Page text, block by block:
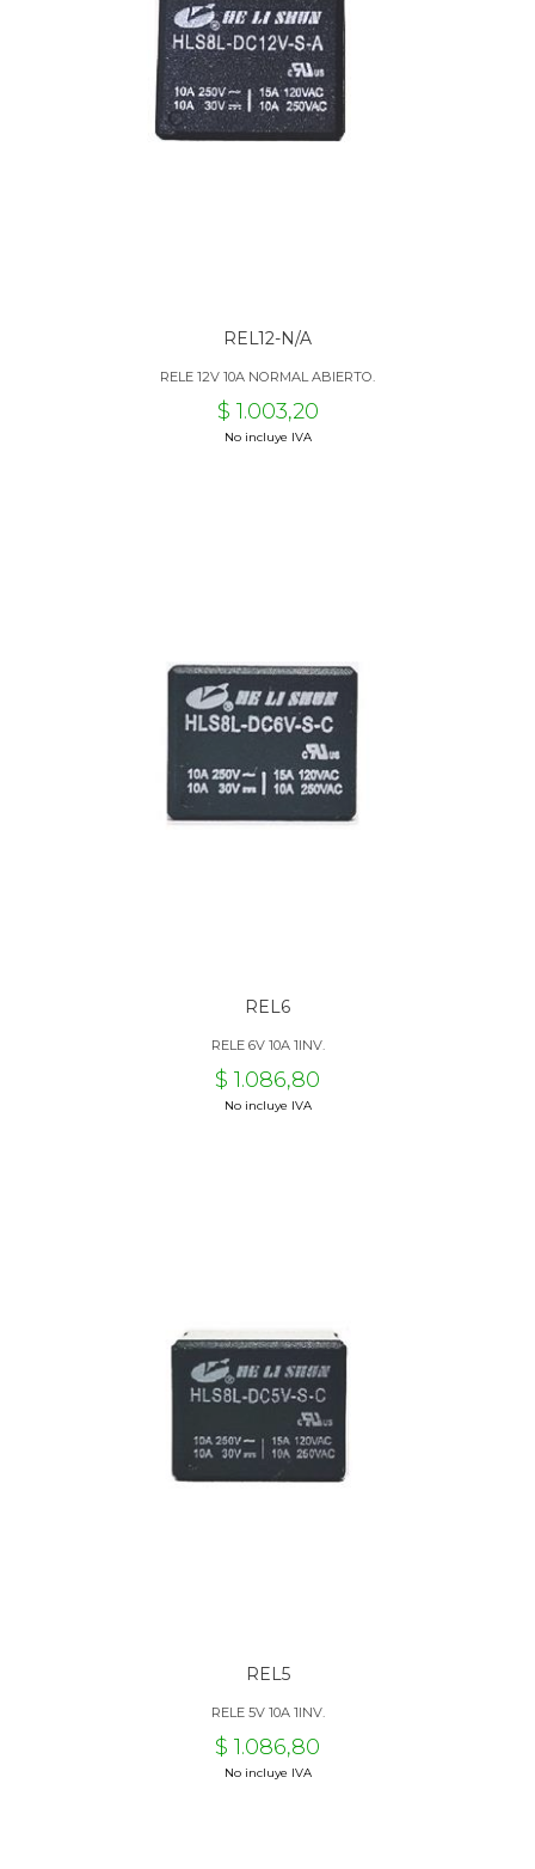
REL12-N/A
RELE 12V 10A NORMAL ABIERTO.
$ 1.003,20
No incluye IVA
REL6
RELE 6V 10A 1INV.
$ 1.086,80
No incluye IVA
REL5
RELE 5V 10A 1INV.
$ 1.086,80
No incluye IVA